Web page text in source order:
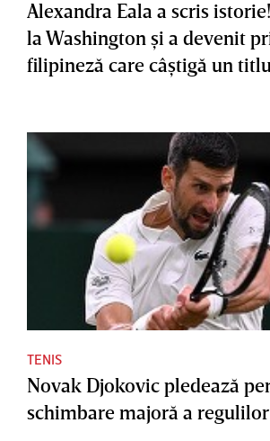
Alexandra Eala a scris
la Washington şi a devenit
filipineză care câştigă un
TENIS
Novak Djokovic pledează
schimbare majoră a